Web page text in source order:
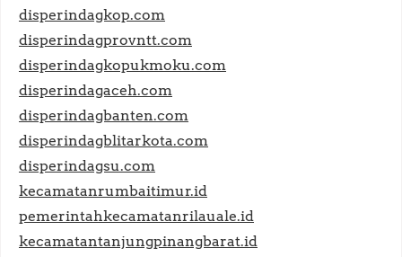
disperindagkop.com
disperindagprovntt.com
disperindagkopukmoku.com
disperindagaceh.com
disperindagbanten.com
disperindagblitarkota.com
disperindagsu.com
kecamatanrumbaitimur.id
pemerintahkecamatanrilauale.id
kecamatantanjungpinangbarat.id